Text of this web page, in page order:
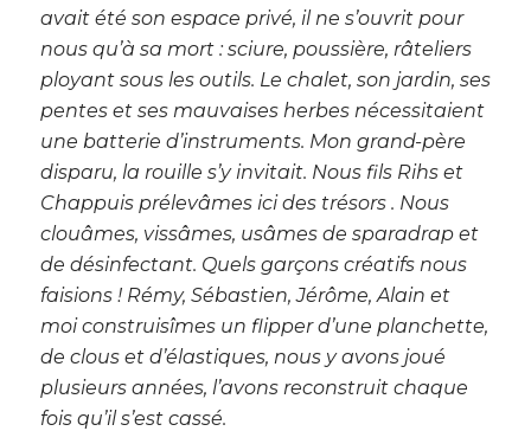
avait été son espace privé, il ne s’ouvrit pour
nous qu’à sa mort : sciure, poussière, râteliers
ployant sous les outils. Le chalet, son jardin, ses
pentes et ses mauvaises herbes nécessitaient
une batterie d’instruments. Mon grand-père
disparu, la rouille s’y invitait. Nous fils Rihs et
Chappuis prélevâmes ici des trésors . Nous
clouâmes, vissâmes, usâmes de sparadrap et
de désinfectant. Quels garçons créatifs nous
faisions ! Rémy, Sébastien, Jérôme, Alain et
moi construisîmes un flipper d’une planchette,
de clous et d’élastiques, nous y avons joué
plusieurs années, l’avons reconstruit chaque
fois qu’il s’est cassé.